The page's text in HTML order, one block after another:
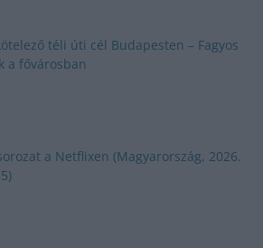
téli úti cél Budapesten – Fagyos
a fővárosban
a Netflixen (Magyarország, 2026.